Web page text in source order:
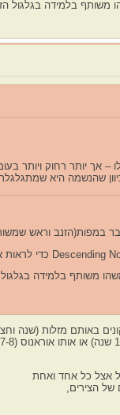
אך יותר רחוק ויותר
שהנשמה היא
באותם מזלות (שנה
אצל כל אחד ואחת
של הצירים,